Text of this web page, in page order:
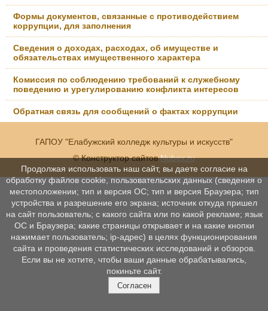
Формы документов, связанные с противодействием
коррупции, для заполнения
Сведения о доходах, расходах, об имуществе и
обязательствах имущественного характера
Комиссия по соблюдению требований к служебному
поведению и урегулированию конфликта интересов
Обратная связь для сообщений о фактах коррупции
ГАПОУ "Елабужский колледж культуры и искусств"
© Конструктор сайтовNubex.ru
Продолжая использовать наш сайт, вы даете согласие на
обработку файлов cookie, пользовательских данных (сведения о
местоположении; тип и версия ОС; тип и версия Браузера; тип
устройства и разрешение его экрана; источник откуда пришел
на сайт пользователь; с какого сайта или по какой рекламе; язык
ОС и Браузера; какие страницы открывает и на какие кнопки
нажимает пользователь; ip-адрес) в целях функционирования
сайта и проведения статистических исследований и обзоров.
Если вы не хотите, чтобы ваши данные обрабатывались,
покиньте сайт.
Согласен